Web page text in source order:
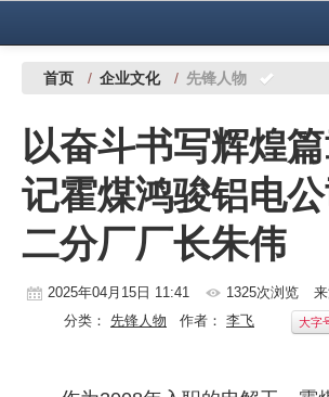
中国有色金属报社主办 广告服务
铜镍铅锌
铝
稀有稀土
有色市场
首页 / 企业文化 / 先锋人物
以奋斗书写辉煌
记霍煤鸿骏铝电
二分厂厂长朱伟
2025年04月15日 11:41 1325次浏览
分类： 先锋人物 作者： 李飞 大字